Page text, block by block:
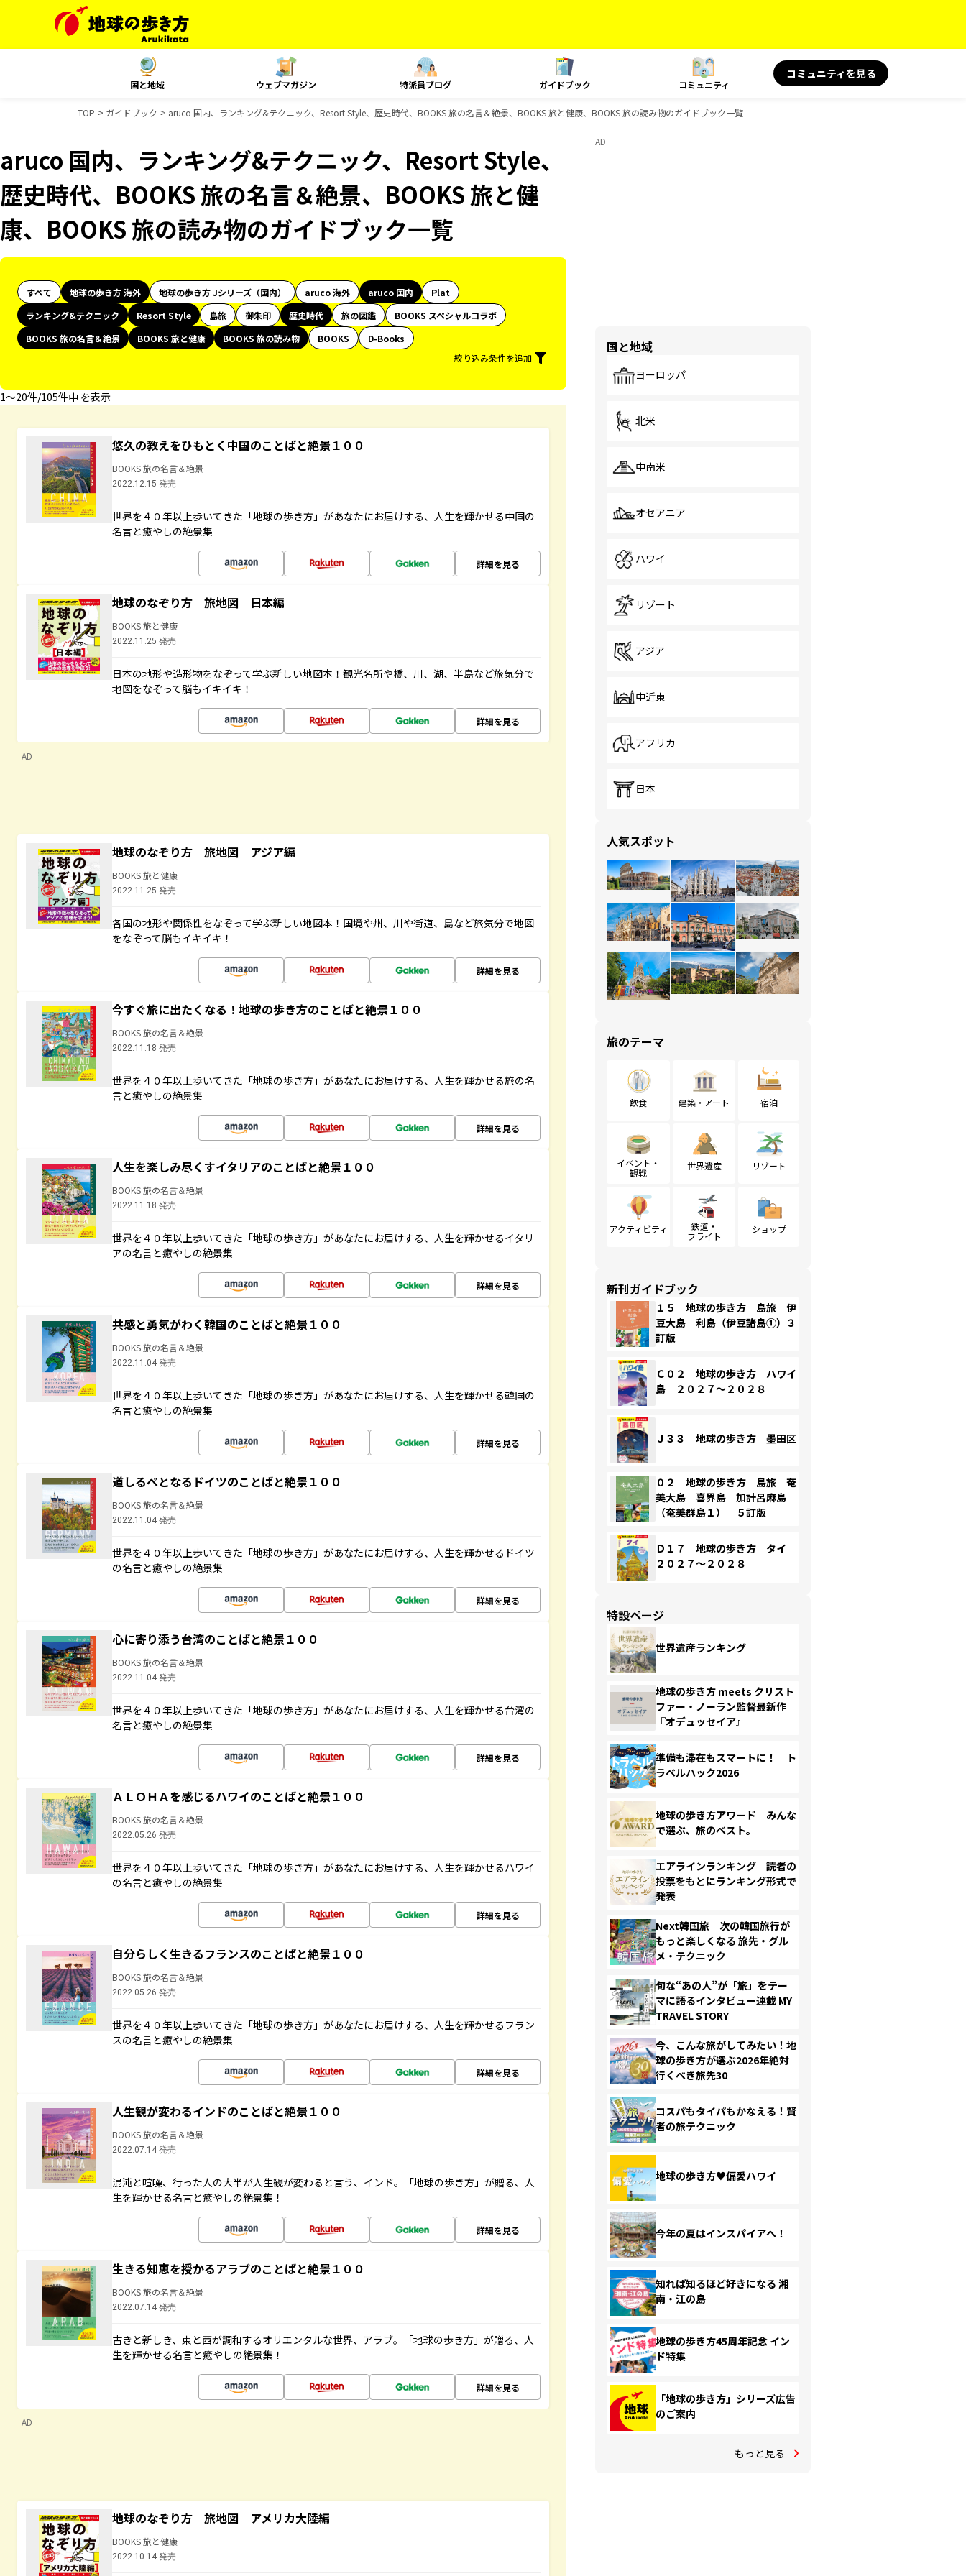
国と地域 ウェブマガジン 特派員ブログ ガイドブック コミュニティ
コミュニティを見る
TOP ガイドブック aruco 国内、ランキング&テクニック、Resort Style、歴史時代、BOOKS 旅の名言＆絶景、BOOKS 旅と健康、BOOKS 旅の読み物のガイドブック一覧
aruco 国内、ランキング&テクニック、Resort Style、
歴史時代、BOOKS 旅の名言＆絶景、BOOKS 旅と健
康、BOOKS 旅の読み物のガイドブック一覧
すべて 地球の歩き方 海外 地球の歩き方 Jシリーズ（国内） aruco 海外 aruco 国内
Plat
ランキング&テクニック
Resort Style 島旅 御朱印 歴史時代 旅の図鑑
BOOKS スペシャルコラボ
BOOKS 旅の名言＆絶景
BOOKS 旅と健康 BOOKS 旅の読み物 BOOKS
D-Books
絞り込み条件を追加
1〜20件/105件中 を表示
悠久の教えをひもとく中国のことばと絶景１００
BOOKS 旅の名言＆絶景
2022.12.15 発売
世界を４０年以上歩いてきた「地球の歩き方」があなたにお届けする、人生を輝かせる中国の
名言と癒やしの絶景集
詳細を見る
地球のなぞり方 旅地図 日本編
BOOKS 旅と健康
2022.11.25 発売
日本の地形や造形物をなぞって学ぶ新しい地図本！観光名所や橋、川、湖、半島など旅気分で
地図をなぞって脳もイキイキ！
詳細を見る
AD
地球のなぞり方 旅地図 アジア編
BOOKS 旅と健康
2022.11.25 発売
各国の地形や関係性をなぞって学ぶ新しい地図本！国境や州、川や街道、島など旅気分で地図
をなぞって脳もイキイキ！
詳細を見る
今すぐ旅に出たくなる！地球の歩き方のことばと絶景１００
BOOKS 旅の名言＆絶景
2022.11.18 発売
世界を４０年以上歩いてきた「地球の歩き方」があなたにお届けする、人生を輝かせる旅の名
言と癒やしの絶景集
詳細を見る
人生を楽しみ尽くすイタリアのことばと絶景１００
BOOKS 旅の名言＆絶景
2022.11.18 発売
世界を４０年以上歩いてきた「地球の歩き方」があなたにお届けする、人生を輝かせるイタリ
アの名言と癒やしの絶景集
詳細を見る
共感と勇気がわく韓国のことばと絶景１００
BOOKS 旅の名言＆絶景
2022.11.04 発売
世界を４０年以上歩いてきた「地球の歩き方」があなたにお届けする、人生を輝かせる韓国の
名言と癒やしの絶景集
詳細を見る
道しるべとなるドイツのことばと絶景１００
BOOKS 旅の名言＆絶景
2022.11.04 発売
世界を４０年以上歩いてきた「地球の歩き方」があなたにお届けする、人生を輝かせるドイツ
の名言と癒やしの絶景集
詳細を見る
心に寄り添う台湾のことばと絶景１００
BOOKS 旅の名言＆絶景
2022.11.04 発売
世界を４０年以上歩いてきた「地球の歩き方」があなたにお届けする、人生を輝かせる台湾の
名言と癒やしの絶景集
詳細を見る
ＡＬＯＨＡを感じるハワイのことばと絶景１００
BOOKS 旅の名言＆絶景
2022.05.26 発売
世界を４０年以上歩いてきた「地球の歩き方」があなたにお届けする、人生を輝かせるハワイ
の名言と癒やしの絶景集
詳細を見る
自分らしく生きるフランスのことばと絶景１００
BOOKS 旅の名言＆絶景
2022.05.26 発売
世界を４０年以上歩いてきた「地球の歩き方」があなたにお届けする、人生を輝かせるフラン
スの名言と癒やしの絶景集
詳細を見る
人生観が変わるインドのことばと絶景１００
BOOKS 旅の名言＆絶景
2022.07.14 発売
混沌と喧噪、行った人の大半が人生観が変わると言う、インド。「地球の歩き方」が贈る、人
生を輝かせる名言と癒やしの絶景集！
詳細を見る
生きる知恵を授かるアラブのことばと絶景１００
BOOKS 旅の名言＆絶景
2022.07.14 発売
古きと新しき、東と西が調和するオリエンタルな世界、アラブ。「地球の歩き方」が贈る、人
生を輝かせる名言と癒やしの絶景集！
詳細を見る
AD
地球のなぞり方 旅地図 アメリカ大陸編
BOOKS 旅と健康
2022.10.14 発売
AD
国と地域
ヨーロッパ
北米
中南米
オセアニア
ハワイ
リゾート
アジア
中近東
アフリカ
日本
人気スポット
旅のテーマ
飲食 建築・アート 宿泊
イベント・
観戦
世界遺産 リゾート
アクティビティ
鉄道・
フライト
ショップ
新刊ガイドブック
１５ 地球の歩き方 島旅 伊
豆大島 利島（伊豆諸島①）３
訂版
Ｃ０２ 地球の歩き方 ハワイ
島 ２０２７～２０２８
Ｊ３３ 地球の歩き方 墨田区
０２ 地球の歩き方 島旅 奄
美大島 喜界島 加計呂麻島
（奄美群島１） ５訂版
Ｄ１７ 地球の歩き方 タイ
２０２７～２０２８
特設ページ
世界遺産ランキング
地球の歩き方 meets クリスト
ファー・ノーラン監督最新作
『オデュッセイア』
準備も滞在もスマートに！ ト
ラベルハック2026
地球の歩き方アワード みんな
で選ぶ、旅のベスト。
エアラインランキング 読者の
投票をもとにランキング形式で
発表
Next韓国旅 次の韓国旅行が
もっと楽しくなる 旅先・グル
メ・テクニック
旬な“あの人”が「旅」をテー
マに語るインタビュー連載 MY
TRAVEL STORY
今、こんな旅がしてみたい！地
球の歩き方が選ぶ2026年絶対
行くべき旅先30
コスパもタイパもかなえる！賢
者の旅テクニック
地球の歩き方♥偏愛ハワイ
今年の夏はインスパイアへ！
知れば知るほど好きになる 湘
南・江の島
地球の歩き方45周年記念 イン
ド特集
「地球の歩き方」シリーズ広告
のご案内
もっと見る